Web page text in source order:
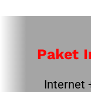
Paket
Internet